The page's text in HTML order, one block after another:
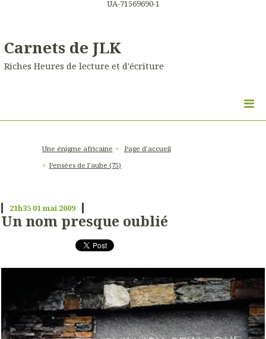
UA-71569690-1
Carnets de JLK
Riches Heures de lecture et d'écriture
Une énigme africaine
Page d'accueil
Pensées de l’aube (75)
21h35 01mai 2009
Un nom presque oublié